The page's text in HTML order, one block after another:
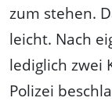
zum stehen.
leicht. Nach
lediglich zwei
Polizei